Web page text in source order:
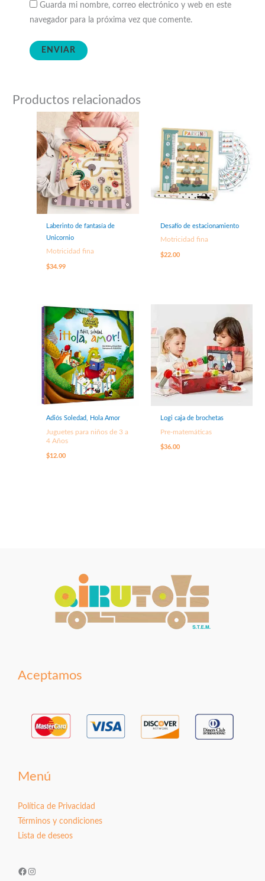
Guarda mi nombre, correo electrónico y web en este
navegador para la próxima vez que comente.
Productos relacionados
Laberinto de fantasía de
Unicornio
Motricidad fina
$34.99
Desafío de estacionamiento
Motricidad fina
$22.00
Adiós Soledad, Hola Amor
Juguetes para niños de 3 a
4 Años
$12.00
Logi caja de brochetas
Pre-matemáticas
$36.00
Aceptamos
Menú
Política de Privacidad
Términos y condiciones
Lista de deseos
Facebook
Instagram